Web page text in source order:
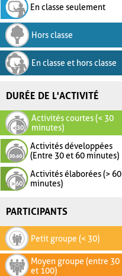
En classe seulement
Hors classe
En classe et hors classe
DURÉE DE L'ACTIVITÉ
Activités courtes (< 30
minutes)
Activités développées
(Entre 30 et 60 minutes)
Activités élaborées (> 60
minutes)
PARTICIPANTS
Petit groupe (< 30)
Moyen groupe (entre 30
et 100)